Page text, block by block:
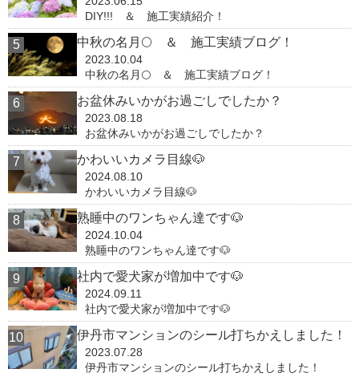
DIY!!! ＆ 施工実績紹介！
中秋の名月🌕 ＆ 施工実績ブログ！
2023.10.04
中秋の名月🌕 ＆ 施工実績ブログ！
お盆休みいかがお過ごしでしたか？
2023.08.18
お盆休みいかがお過ごしでしたか？
かわいいカメラ目線🐶
2024.08.10
かわいいカメラ目線🐶
熟睡中のワンちゃん達です🐶
2024.10.04
熟睡中のワンちゃん達です🐶
社内で愛犬家が増加中です🐶
2024.09.11
社内で愛犬家が増加中です🐶
伊丹市マンションのシール打ちかえしました！
2023.07.28
伊丹市マンションのシール打ちかえしました！